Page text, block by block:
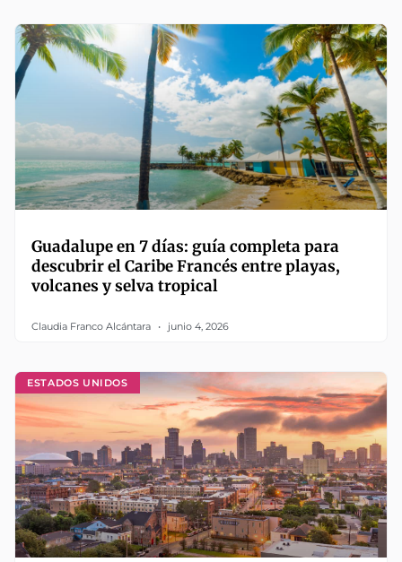
Guadalupe en 7 días: guía completa para
descubrir el Caribe Francés entre playas,
volcanes y selva tropical
Claudia Franco Alcántara junio 4, 2026
ESTADOS UNIDOS